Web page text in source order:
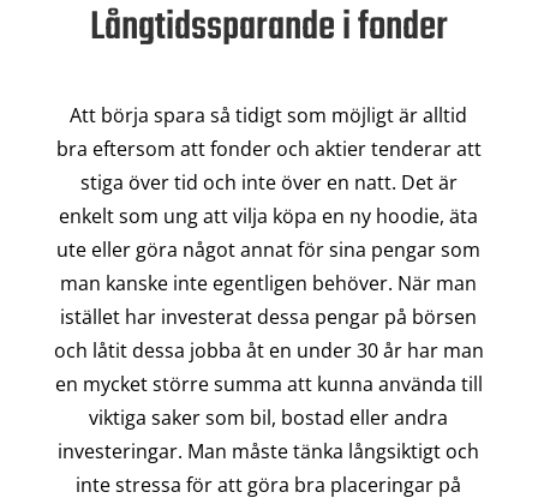
Långtidssparande i fonder
Att börja spara så tidigt som möjligt är alltid
bra eftersom att fonder och aktier tenderar att
stiga över tid och inte över en natt. Det är
enkelt som ung att vilja köpa en ny hoodie, äta
ute eller göra något annat för sina pengar som
man kanske inte egentligen behöver. När man
istället har investerat dessa pengar på börsen
och låtit dessa jobba åt en under 30 år har man
en mycket större summa att kunna använda till
viktiga saker som bil, bostad eller andra
investeringar. Man måste tänka långsiktigt och
inte stressa för att göra bra placeringar på